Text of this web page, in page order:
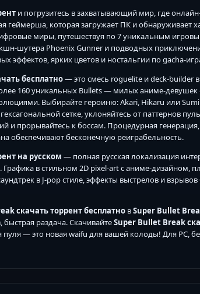
и погрузитесь в захватывающий мир, где
которая загружает ПК и обнаруживает
миры, путешествуя по 7 уникальным
шутера Phoenix Gunner и подводных
эффектов, ярких цветов и ностальгии по gacha-
бесплатно— это смесь roguelite и deck-builder
160 уникальных Bullets — милых аниме-
Выбирайте героиню: Akari, Hikaru или
сетке, уклоняйтесь от паттернов
и прорывайтесь к боссам. Процедурная
обеспечивают бесконечную реиграбельность.
на русском — полная русская локализация
Графика в стильном 2D pixel-art с аниме-дизайном,
в J-pop стиле, эффекты выстрелов и взрывов
скачать торрент бесплатно вSuper Bullet
быстрая раздача. СкачивайтеSuper Bullet Break
— это новая waifu для вашей колоды! Для PC,